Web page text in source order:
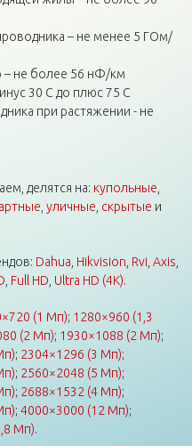
– не менее 5 ГОм/
– не более 56 нФ/км
30 С до плюс 75 C
при растяжении - не
делятся на: купольные
уличные скрытые и
Dahua Hikvision Rvi Axis
Full HD Ultra HD (4K).
(1 Мп); 1280×960 (1,3
(2 Мп); 1930×1088 (2 Мп);
; 2304×1296 (3 Мп);
; 2560×2048 (5 Мп);
; 2688×1532 (4 Мп);
; 4000×3000 (12 Мп);
Мп).